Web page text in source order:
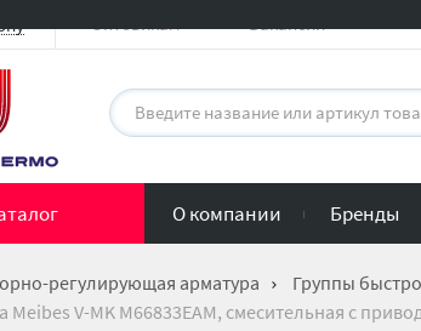
Оптовикам Вакансии
О компании Бренды
регулирующая арматура
Группы
Meibes V-MK M66833EAM, смесительная с